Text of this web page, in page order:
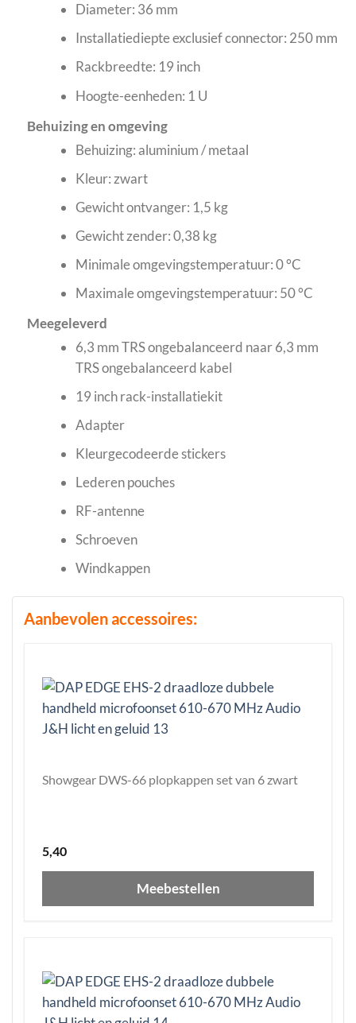
Diameter: 36 mm
Installatiediepte exclusief connector: 250 mm
Rackbreedte: 19 inch
Hoogte-eenheden: 1 U
Behuizing en omgeving
Behuizing: aluminium / metaal
Kleur: zwart
Gewicht ontvanger: 1,5 kg
Gewicht zender: 0,38 kg
Minimale omgevingstemperatuur: 0 °C
Maximale omgevingstemperatuur: 50 °C
Meegeleverd
6,3 mm TRS ongebalanceerd naar 6,3 mm
TRS ongebalanceerd kabel
19 inch rack-installatiekit
Adapter
Kleurgecodeerde stickers
Lederen pouches
RF-antenne
Schroeven
Windkappen
Aanbevolen accessoires:
Showgear DWS-66 plopkappen set van 6 zwart
5,40
Meebestellen